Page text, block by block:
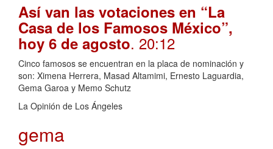
Así van las votaciones en “La
Casa de los Famosos México”,
hoy 6 de agosto. 20:12
Cinco famosos se encuentran en la placa de nominación y
son: Ximena Herrera, Masad Altamimi, Ernesto Laguardia,
Gema Garoa y Memo Schutz
La Opinión de Los Ángeles
gema